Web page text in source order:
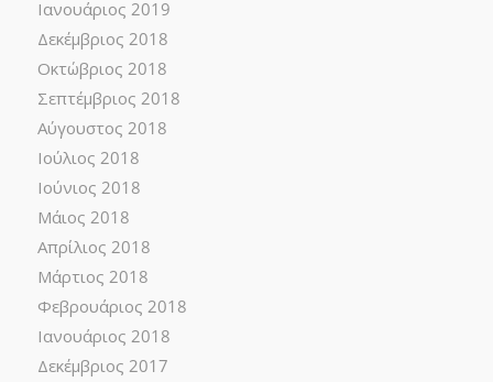
Ιανουάριος 2019
Δεκέμβριος 2018
Οκτώβριος 2018
Σεπτέμβριος 2018
Αύγουστος 2018
Ιούλιος 2018
Ιούνιος 2018
Μάιος 2018
Απρίλιος 2018
Μάρτιος 2018
Φεβρουάριος 2018
Ιανουάριος 2018
Δεκέμβριος 2017